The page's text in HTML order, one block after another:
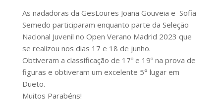
As nadadoras da GesLoures Joana Gouveia e Sofia
Semedo participaram enquanto parte da Seleção
Nacional Juvenil no Open Verano Madrid 2023 que
se realizou nos dias 17 e 18 de junho.
Obtiveram a classificação de 17º e 19º na prova de
figuras e obtiveram um excelente 5° lugar em
Dueto.
Muitos Parabéns!